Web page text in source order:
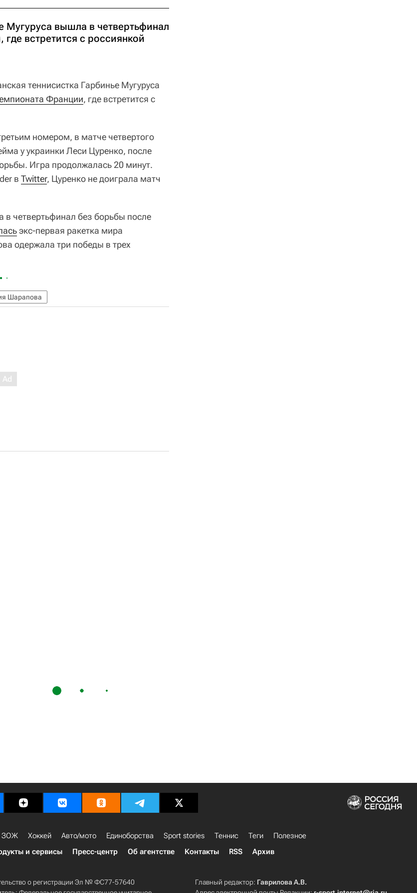
Мугуруса вышла в четвертьфинал
встретится с россиянкой
теннисистка Гарбинье Мугуруса
Франции, где встретится с
номером, в матче четвертого
у украинки Леси Цуренко, после
Игра продолжалась 20 минут.
в Twitter, Цуренко не доиграла матч
четвертьфинал без борьбы после
экс-первая ракетка мира
одержала три победы в трех
Шарапова
ЗОЖ Хоккей Авто/мото Единоборства Sport stories Теннис Теги
Полезное
и сервисы Пресс-центр Об агентстве Контакты RSS Архив
о регистрации Эл № ФС77-57640
Главный редактор: Гаврилова А.В.